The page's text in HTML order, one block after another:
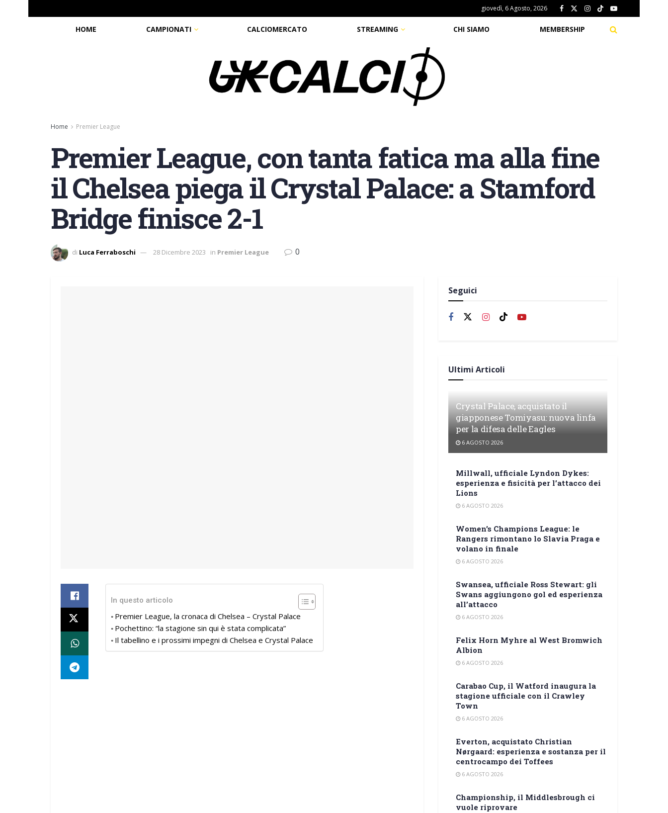
giovedì, 6 Agosto, 2026
HOME CAMPIONATI CALCIOMERCATO STREAMING CHI SIAMO MEMBERSHIP
Home Premier League
Premier League, con tanta fatica ma alla fine
il Chelsea piega il Crystal Palace: a Stamford
Bridge finisce 2-1
di Luca Ferraboschi 28 Dicembre 2023 in Premier League 0
In questo articolo
Premier League, la cronaca di Chelsea – Crystal Palace
Pochettino: “la stagione sin qui è stata complicata”
Il tabellino e i prossimi impegni di Chelsea e Crystal Palace
Seguici
Ultimi Articoli
Crystal Palace, acquistato il
giapponese Tomiyasu: nuova linfa
per la difesa delle Eagles
6 AGOSTO 2026
Millwall, ufficiale Lyndon Dykes:
esperienza e fisicità per l’attacco dei
Lions
6 AGOSTO 2026
Women’s Champions League: le
Rangers rimontano lo Slavia Praga e
volano in finale
6 AGOSTO 2026
Swansea, ufficiale Ross Stewart: gli
Swans aggiungono gol ed esperienza
all’attacco
6 AGOSTO 2026
Felix Horn Myhre al West Bromwich
Albion
6 AGOSTO 2026
Carabao Cup, il Watford inaugura la
stagione ufficiale con il Crawley
Town
6 AGOSTO 2026
Everton, acquistato Christian
Nørgaard: esperienza e sostanza per il
centrocampo dei Toffees
6 AGOSTO 2026
Championship, il Middlesbrough ci
vuole riprovare